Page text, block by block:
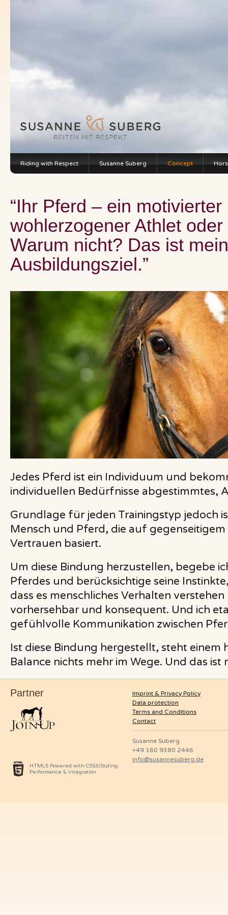
Riding with Respect Susanne Suberg Concept
“Ihr Pferd – ein motivierter
wohlerzogener Athlet
Warum nicht? Das ist mein
Ausbildungsziel.”
Jedes Pferd ist ein Individuum und
individuellen Bedürfnisse abgestimmtes,
Grundlage für jeden Trainingstyp jedoch
Mensch und Pferd, die auf
Vertrauen basiert.
Um diese Bindung herzustellen, begebe
Pferdes und berücksichtige seine
dass es menschliches Verhalten
vorhersehbar und konsequent. Und ich
gefühlvolle Kommunikation zwischen
Ist diese Bindung hergestellt, steht einem
Balance nichts mehr im Wege. Und das ist
Partner
HTML5 Powered with CSS3/Styling,
Performance & Integration
Imprint & Privacy Policy
Data protection
Terms and Conditions
Contact
Susanne Suberg
+49 160 9380 2446
info@susannesuberg.de